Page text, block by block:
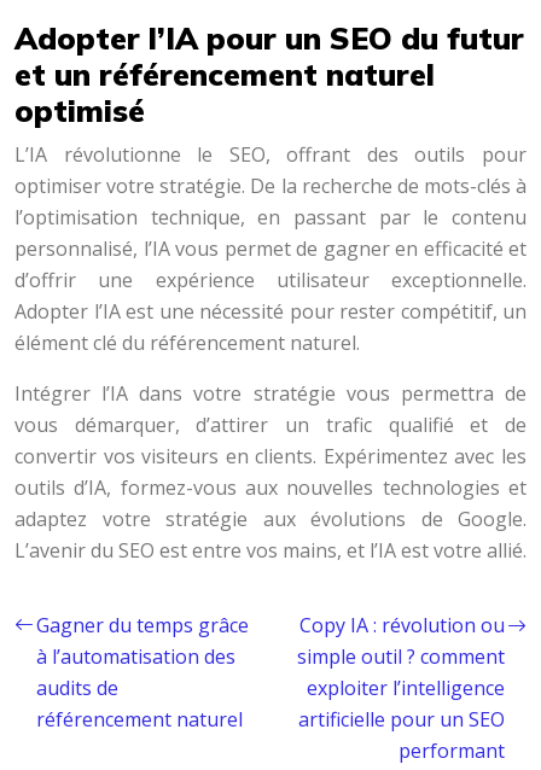
Adopter l’IA pour un SEO du futur
et un référencement naturel
optimisé
L’IA révolutionne le SEO, offrant des outils pour
optimiser votre stratégie. De la recherche de mots-clés à
l’optimisation technique, en passant par le contenu
personnalisé, l’IA vous permet de gagner en efficacité et
d’offrir une expérience utilisateur exceptionnelle.
Adopter l’IA est une nécessité pour rester compétitif, un
élément clé du référencement naturel.
Intégrer l’IA dans votre stratégie vous permettra de
vous démarquer, d’attirer un trafic qualifié et de
convertir vos visiteurs en clients. Expérimentez avec les
outils d’IA, formez-vous aux nouvelles technologies et
adaptez votre stratégie aux évolutions de Google.
L’avenir du SEO est entre vos mains, et l’IA est votre allié.
Gagner du temps grâce
à l’automatisation des
audits de
référencement naturel
Copy IA : révolution ou
simple outil ? comment
exploiter l’intelligence
artificielle pour un SEO
performant